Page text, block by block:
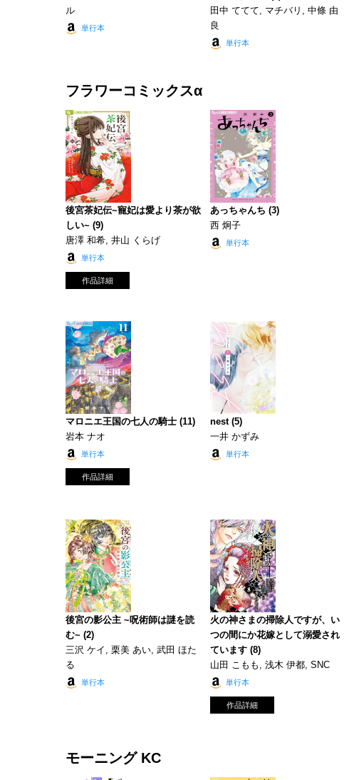
ル
単行本
田中 ててて, マチバリ, 中條 由
良
単行本
フラワーコミックスα
後宮茶妃伝~寵妃は愛より茶が欲
しい~ (9)
唐澤 和希, 井山 くらげ
単行本
作品詳細
あっちゃんち (3)
西 炯子
単行本
マロニエ王国の七人の騎士 (11)
岩本 ナオ
単行本
作品詳細
nest (5)
一井 かずみ
単行本
後宮の影公主 ~呪術師は謎を読
む~ (2)
三沢 ケイ, 栗美 あい, 武田 ほた
る
単行本
火の神さまの掃除人ですが、い
つの間にか花嫁として溺愛され
ています (8)
山田 こもも, 浅木 伊都, SNC
単行本
作品詳細
モーニング KC